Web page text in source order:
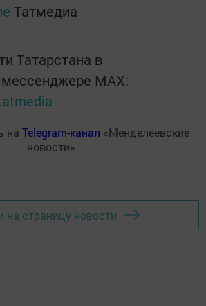
Татмедиа
Татарстана в
MАХ:
на Telegram-канал «Менделеевские
новости»
на страницу новости